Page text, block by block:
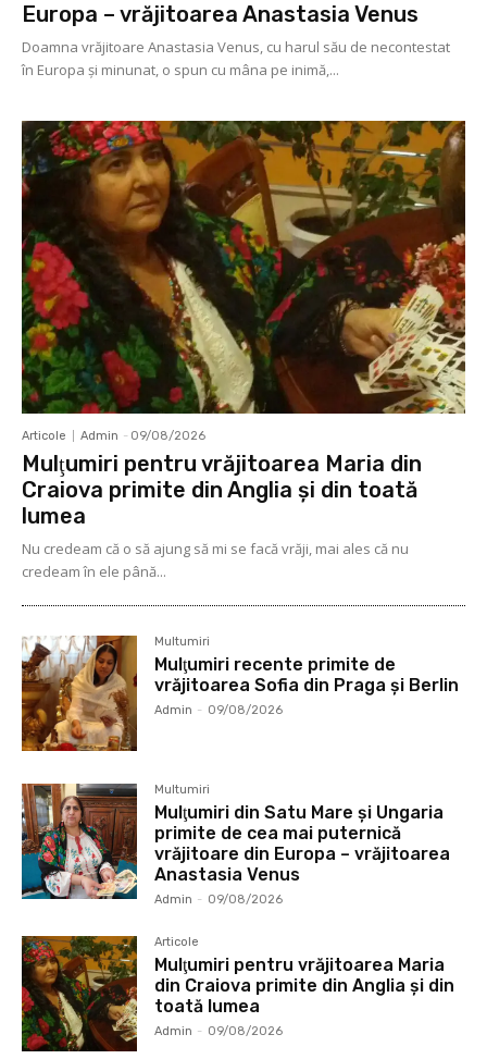
Europa – vrăjitoarea Anastasia Venus
Doamna vrăjitoare Anastasia Venus, cu harul său de necontestat
în Europa şi minunat, o spun cu mâna pe inimă,...
Articole Admin - 09/08/2026
Mulţumiri pentru vrăjitoarea Maria din
Craiova primite din Anglia și din toată
lumea
Nu credeam că o să ajung să mi se facă vrăji, mai ales că nu
credeam în ele până...
Multumiri
Mulţumiri recente primite de
vrăjitoarea Sofia din Praga și Berlin
Admin - 09/08/2026
Multumiri
Mulţumiri din Satu Mare și Ungaria
primite de cea mai puternică
vrăjitoare din Europa – vrăjitoarea
Anastasia Venus
Admin - 09/08/2026
Articole
Mulţumiri pentru vrăjitoarea Maria
din Craiova primite din Anglia și din
toată lumea
Admin - 09/08/2026